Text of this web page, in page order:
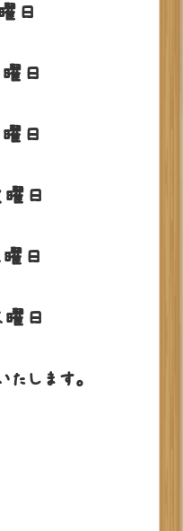
日
日
日
日
日
日
たします。